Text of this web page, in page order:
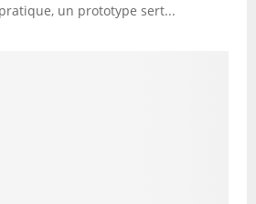
un prototype sert...